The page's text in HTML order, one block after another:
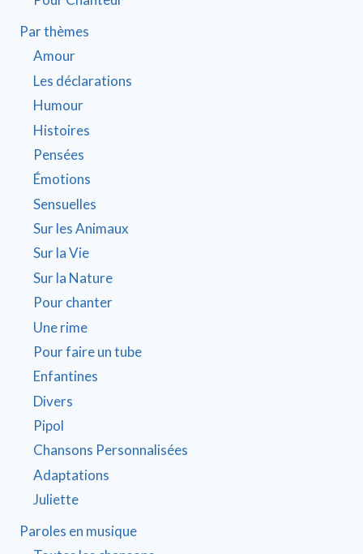
Par thèmes
Amour
Les déclarations
Humour
Histoires
Pensées
Émotions
Sensuelles
Sur les Animaux
Sur la Vie
Sur la Nature
Pour chanter
Une rime
Pour faire un tube
Enfantines
Divers
Pipol
Chansons Personnalisées
Adaptations
Juliette
Paroles en musique